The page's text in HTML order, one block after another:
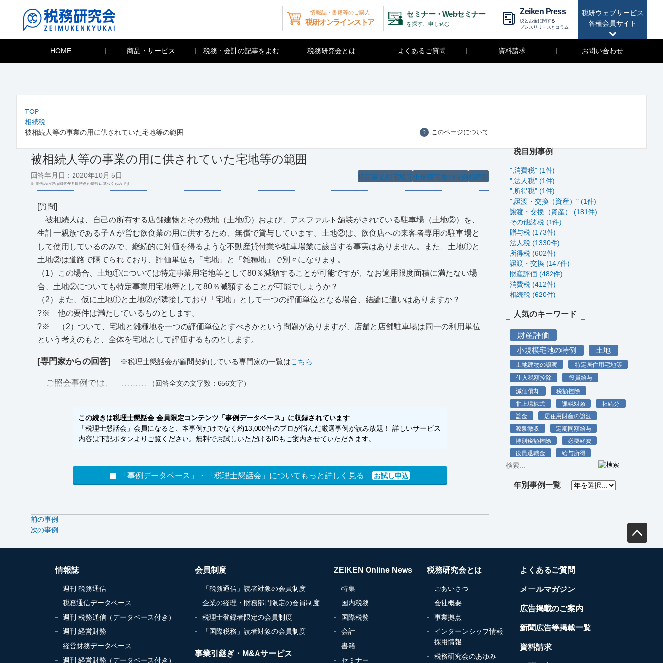
税研ウェブサービス
各種会員サイト
情報誌・書籍等のご購入
税研オンラインストア
セミナー・Webセミナー
を探す、申し込む
Zeiken Press
税とお金に関する
プレスリリースとコラム
HOME 商品・サービス 税務・会計の記事をよむ 税務研究会とは よくあるご質問 資料請求 お問い合わせ
TOP
相続税
被相続人等の事業の用に供されていた宅地等の範囲
？ このページについて
被相続人等の事業の用に供されていた宅地等の範囲
相続税
小規模宅地の特例
特定事業用宅地等
回答年月日：2020年10月 5日
※ 事例の内容は回答年月日時点の情報に基づくものです
[質問]
被相続人は、自己の所有する店舗建物とその敷地（土地①）および、アスファルト舗装がされている駐車場（土地②）を、
生計一親族である子Ａが営む飲食業の用に供するため、無償で貸与しています。土地②は、飲食店への来客者専用の駐車場と
して使用しているのみで、継続的に対価を得るような不動産貸付業や駐車場業に該当する事実はありません。また、土地①と
土地②は道路で隔てられており、評価単位も「宅地」と「雑種地」で別々になります。
（1）この場合、土地①については特定事業用宅地等として80％減額することが可能ですが、なお適用限度面積に満たない場
合、土地②についても特定事業用宅地等として80％減額することが可能でしょうか？
（2）また、仮に土地①と土地②が隣接しており「宅地」として一つの評価単位となる場合、結論に違いはありますか？
?※ 他の要件は満たしているものとします。
?※ （2）ついて、宅地と雑種地を一つの評価単位とすべきかという問題がありますが、店舗と店舗駐車場は同一の利用単位
という考えのもと、全体を宅地として評価するものとします。
[専門家からの回答] ※税理士懇話会が顧問契約している専門家の一覧はこちら
ご照会事例では、「……… （回答全文の文字数：656文字）
この続きは税理士懇話会 会員限定コンテンツ「事例データベース」に収録されています
「税理士懇話会」会員になると、本事例だけでなく約13,000件のプロが悩んだ厳選事例が読み放題！ 詳しいサービス
内容は下記ボタンよりご覧ください。無料でお試しいただけるIDもご案内させていただきます。
「事例データベース」・「税理士懇話会」についてもっと詳しく見る お試し申込
前の事例
次の事例
税目別事例
",消費税" (1件)
",法人税" (1件)
",所得税" (1件)
",譲渡・交換（資産）" (1件)
譲渡・交換（資産） (181件)
その他諸税 (1件)
贈与税 (173件)
法人税 (1330件)
所得税 (602件)
譲渡・交換 (147件)
財産評価 (482件)
消費税 (412件)
相続税 (620件)
人気のキーワード
財産評価
小規模宅地の特例 土地
土地建物の譲渡
特定居住用宅地等
仕入税額控除
役員給与
減価償却
税額控除
非上場株式
課税対象
相続分
益金
居住用財産の譲渡
源泉徴収
定期同額給与
特別税額控除
必要経費
役員退職金
給与所得
年別事例一覧
情報誌
週刊 税務通信
税務通信データベース
週刊 税務通信（データベース付き）
週刊 経営財務
経営財務データベース
週刊 経営財務（データベース付き）
会員制度
「税務通信」読者対象の会員制度
企業の経理・財務部門限定の会員制度
税理士登録者限定の会員制度
「国際税務」読者対象の会員制度
事業引継ぎ・M&Aサービス
ZEIKEN Online News
特集
国内税務
国際税務
会計
書籍
セミナー
税務研究会とは
ごあいさつ
会社概要
事業拠点
インターンシップ情報
採用情報
税務研究会のあゆみ
よくあるご質問
メールマガジン
広告掲載のご案内
新聞広告等掲載一覧
資料請求